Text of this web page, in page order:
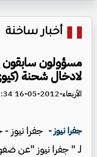
أخبار ساخنة
مسؤولون
لادخال شحنة
الأربعاء-2012-05-16 11:34 am
جفرا نيوز - جفرا
لـ " جفرا نيوز "عن